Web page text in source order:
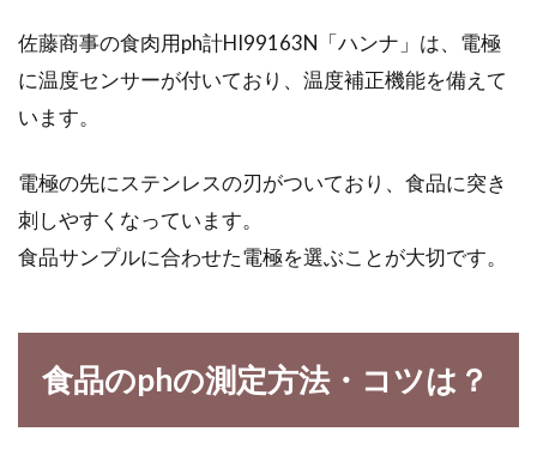
佐藤商事の食肉用ph計HI99163N「ハンナ」は、電極
に温度センサーが付いており、温度補正機能を備えて
います。
電極の先にステンレスの刃がついており、食品に突き
刺しやすくなっています。
食品サンプルに合わせた電極を選ぶことが大切です。
食品のphの測定方法・コツは？